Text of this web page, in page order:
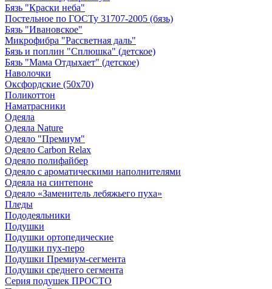
Бязь "Краски неба"
Постельное по ГОСТу 31707-2005 (бязь)
Бязь "Ивановское"
Микрофибра "Рассветная даль"
Бязь и поплин "Сплюшка" (детское)
Бязь "Мама Отдыхает" (детское)
Наволочки
Оксфордские (50х70)
Поликоттон
Наматрасники
Одеяла
Одеяла Nature
Одеяло "Премиум"
Одеяло Carbon Relax
Одеяло полифайбер
Одеяло с ароматическими наполнителями
Одеяла на синтепоне
Одеяло «Заменитель лебяжьего пуха»
Пледы
Пододеяльники
Подушки
Подушки ортопедические
Подушки пух-перо
Подушки Премиум-сегмента
Подушки среднего сегмента
Серия подушек ПРОСТО